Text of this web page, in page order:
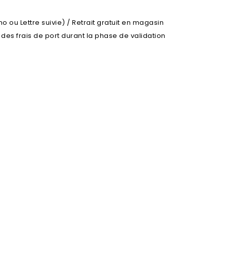
ou Lettre suivie) / Retrait gratuit en magasin
frais de port durant la phase de validation